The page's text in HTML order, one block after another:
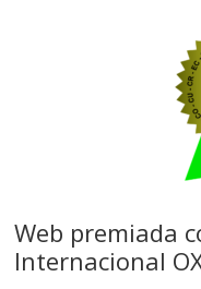
Web premiada
Internacional